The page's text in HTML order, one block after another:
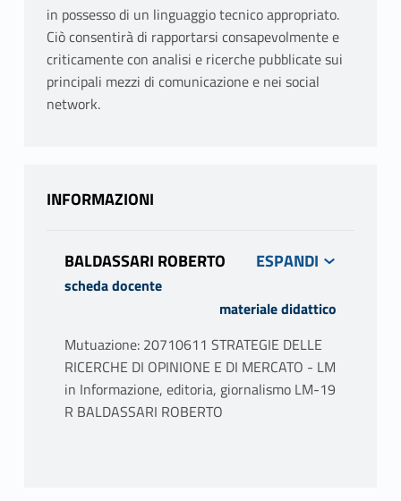
in possesso di un linguaggio tecnico appropriato.
Ciò consentirà di rapportarsi consapevolmente e
criticamente con analisi e ricerche pubblicate sui
principali mezzi di comunicazione e nei social
network.
INFORMAZIONI
BALDASSARI ROBERTO
scheda docente
materiale didattico
Mutuazione: 20710611 STRATEGIE DELLE
RICERCHE DI OPINIONE E DI MERCATO - LM
in Informazione, editoria, giornalismo LM-19
R BALDASSARI ROBERTO